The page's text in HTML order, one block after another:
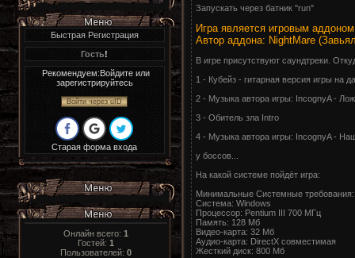
Быстрая Регистрация
Гость!
Рекомендуем:Войдите или
зарегистрируйтесь
Войти через uID
Старая форма входа
Онлайн всего: 1
Гостей: 1
Пользователей: 0
Запускать через батник "run"
Игра является игровым
Автор аддона: NightMare
В игре присутствуют саундтреки.
1 - Кубейз - гитарная версия игры на
2 - Музыка автора игры: IncognyA -
3 - Обитель зла Intro
4 - Музыка автора игры: IncognyA -
у боссов...
На какой системе пойдёт игра:
Минимальные Системные требования:
Система: Windows
Процессор: Pentium III 700 МГц
Память: 128 Мб
Видео-карта: 32 Мб
Аудио-карта: DirectX совместимая
Жесткий диск: 800 Мб